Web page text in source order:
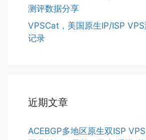
测评数据分享
VPSCat，美国原生IP/ISP
记录
近期文章
ACEBGP多地区原生双ISP